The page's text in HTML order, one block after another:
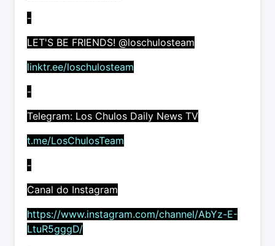
-
LET'S BE FRIENDS! @loschulosteam
linktr.ee/loschulosteam
-
Telegram: Los Chulos Daily News TV
t.me/LosChulosTeam
-
Canal do Instagram
https://www.instagram.com/channel/AbYz-E-
LtuR5gggD/